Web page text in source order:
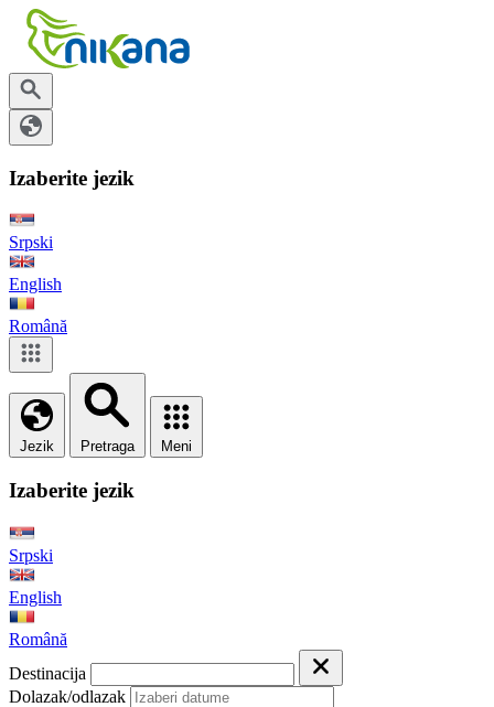
Izaberite jezik
Srpski
English
Română
Jezik Pretraga Meni
Izaberite jezik
Srpski
English
Română
Destinacija
Dolazak/odlazak